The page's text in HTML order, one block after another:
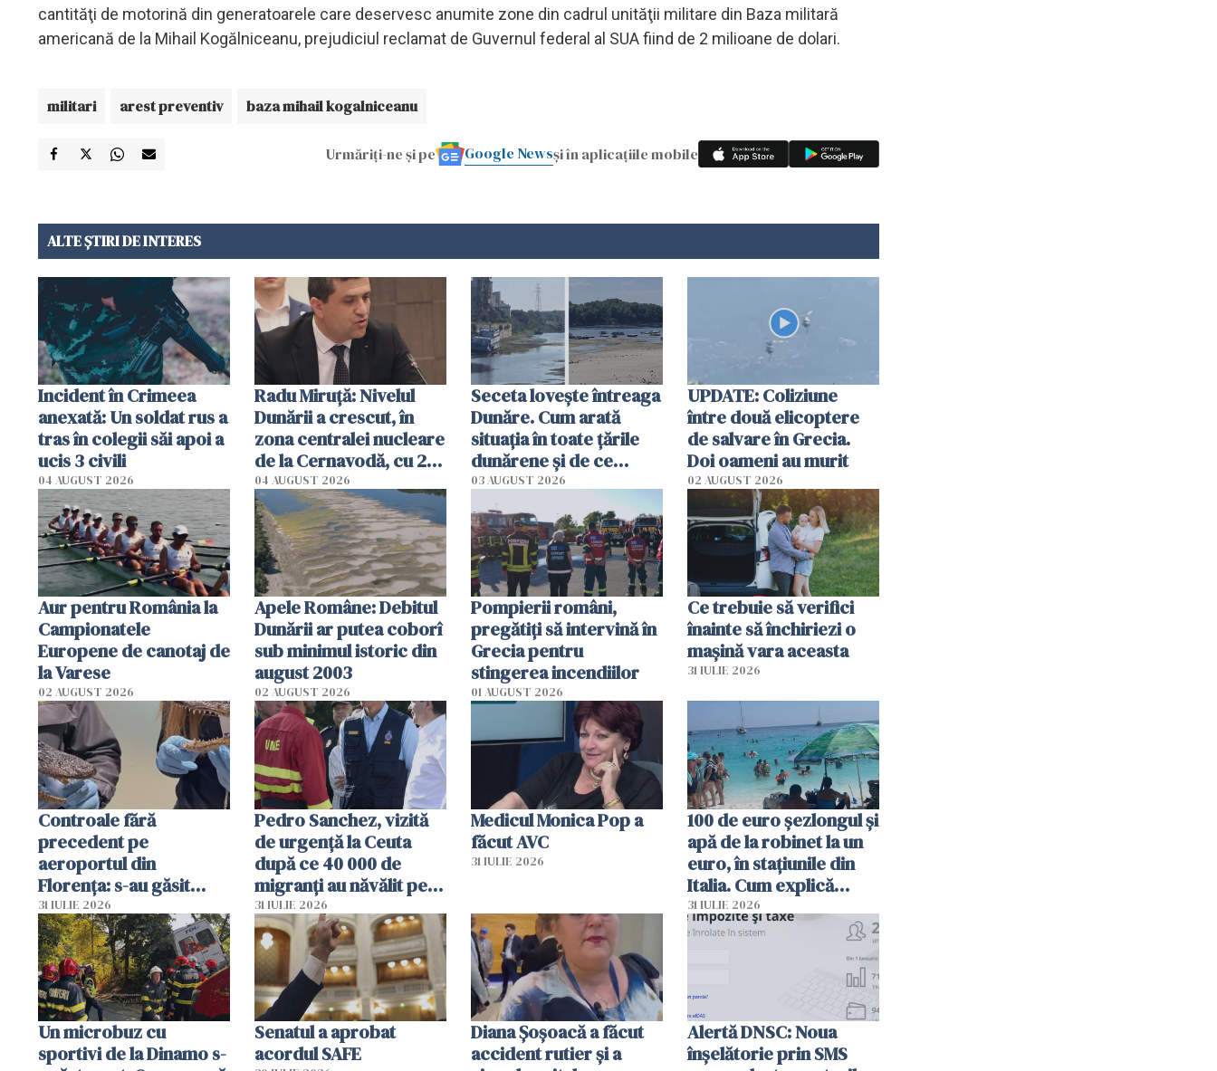
cantităţi de motorină din generatoarele care deservesc anumite zone din cadrul unităţii militare din Baza militară
americană de la Mihail Kogălniceanu, prejudiciul reclamat de Guvernul federal al SUA fiind de 2 milioane de dolari.
militari arest preventiv baza mihail kogalniceanu
Urmăriți-ne și pe Google Newsși în aplicațiile mobile
ALTE ȘTIRI DE INTERES
Incident în Crimeea
anexată: Un soldat rus a
tras în colegii săi apoi a
ucis 3 civili
04 AUGUST 2026
Radu Miruţă: Nivelul
Dunării a crescut, în
zona centralei nucleare
de la Cernavodă, cu 2
cm faţă de ziua trecută
04 AUGUST 2026
Seceta lovește întreaga
Dunăre. Cum arată
situația în toate țările
dunărene și de ce
România resimte
efectele, deși a plouat
în iulie
03 AUGUST 2026
UPDATE: Coliziune
între două elicoptere
de salvare în Grecia.
Doi oameni au murit
02 AUGUST 2026
Aur pentru România la
Campionatele
Europene de canotaj de
la Varese
02 AUGUST 2026
Apele Române: Debitul
Dunării ar putea coborî
sub minimul istoric din
august 2003
02 AUGUST 2026
Pompierii români,
pregătiţi să intervină în
Grecia pentru
stingerea incendiilor
01 AUGUST 2026
Ce trebuie să verifici
înainte să închiriezi o
mașină vara aceasta
31 IULIE 2026
Controale fără
precedent pe
aeroportul din
Florența: s-au găsit
capete de aligator și o
sumă imensă de bani
31 IULIE 2026
Pedro Sanchez, vizită
de urgență la Ceuta
după ce 40 000 de
migranți au năvălit pe
teritoriul spaniol: „Vom
mobiliza toate
resursele"
31 IULIE 2026
Medicul Monica Pop a
făcut AVC
31 IULIE 2026
100 de euro șezlongul și
apă de la robinet la un
euro, în stațiunile din
Italia. Cum explică
autoritățile
31 IULIE 2026
Un microbuz cu
sportivi de la Dinamo s-
Senatul a aprobat
acordul SAFE
Diana Șoșoacă a făcut
accident rutier și a
Alertă DNSC: Noua
înșelătorie prin SMS